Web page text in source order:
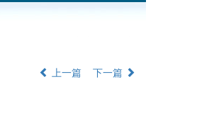
上一篇 下一篇